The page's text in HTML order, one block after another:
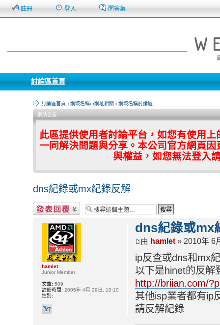
註冊 登入 問答集
討論區首頁
討論區首頁 ‹ 網域名稱or網址相關 ‹ 網域名稱討論區
網站公告
此區提供使用者討論平台，如您有使用
一同解決問題與分享。本公司官方網頁
與權益，如您無法登入
dns紀錄或mx紀錄反解
發表回覆
dns紀錄或mx
由 hamlet » 2010年 6
ip反查或dns和mx
以下是hinet的反解
http://briian.com/
其他isp業者都有ip
請反解紀錄
hamlet
Junior Member
文章: 509
註冊時間: 2005年 4月 29日, 10:10
性別: